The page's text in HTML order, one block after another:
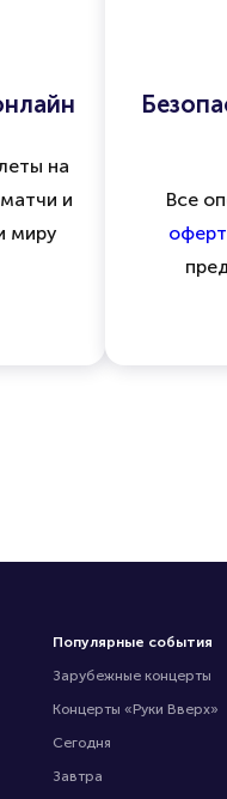
на
и
миру
Все
Популярные события
Зарубежные концерты
Концерты «Руки Вверх»
Сегодня
Завтра